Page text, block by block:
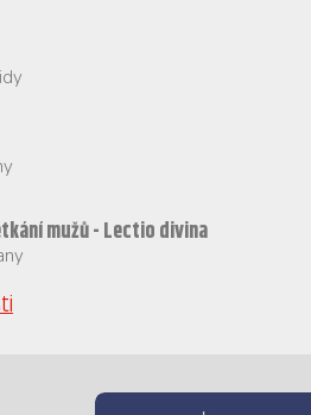
mužů - Lectio divina